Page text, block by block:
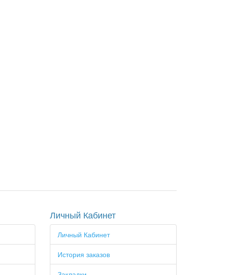
Личный Кабинет
Личный Кабинет
История заказов